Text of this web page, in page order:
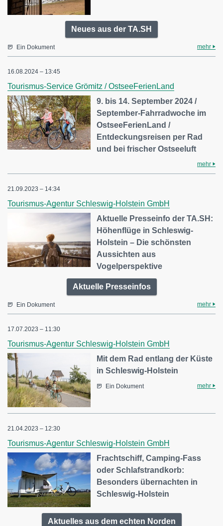
Neues aus der TA.SH
Ein Dokument mehr
16.08.2024 – 13:45
Tourismus-Service Grömitz / OstseeFerienLand
9. bis 14. September 2024 /
September-Fahrradwoche im
OstseeFerienLand /
Entdeckungsreisen per Rad
und bei frischer Ostseeluft
mehr
21.09.2023 – 14:34
Tourismus-Agentur Schleswig-Holstein GmbH
Aktuelle Presseinfo der TA.SH:
Höhenflüge in Schleswig-
Holstein – Die schönsten
Aussichten aus
Vogelperspektive
Aktuelle Presseinfos
Ein Dokument mehr
17.07.2023 – 11:30
Tourismus-Agentur Schleswig-Holstein GmbH
Mit dem Rad entlang der Küste
in Schleswig-Holstein
Ein Dokument mehr
21.04.2023 – 12:30
Tourismus-Agentur Schleswig-Holstein GmbH
Frachtschiff, Camping-Fass
oder Schlafstrandkorb:
Besonders übernachten in
Schleswig-Holstein
Aktuelles aus dem echten Norden